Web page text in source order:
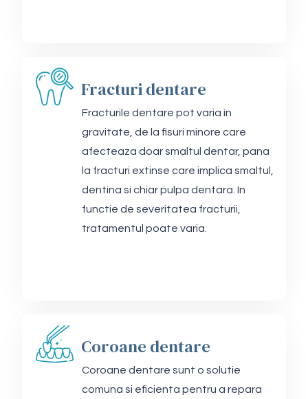
Fracturi dentare
Fracturile dentare pot varia in
gravitate, de la fisuri minore care
afecteaza doar smaltul dentar, pana
la fracturi extinse care implica smaltul,
dentina si chiar pulpa dentara. In
functie de severitatea fracturii,
tratamentul poate varia.
Coroane dentare
Coroane dentare sunt o solutie
comuna si eficienta pentru a repara